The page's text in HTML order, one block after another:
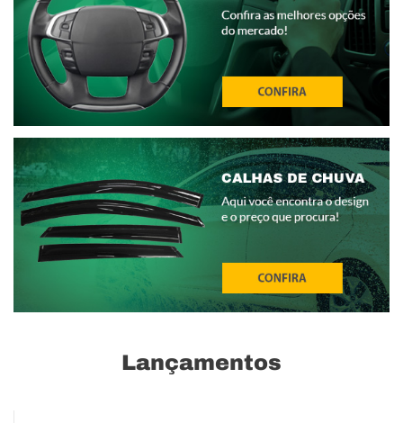
Lançamentos